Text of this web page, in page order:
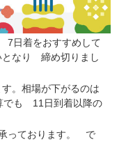
着をおすすめして
となり 締め切りまし
。相場が下がるのは
でも 11日到着以降の
ております。 で